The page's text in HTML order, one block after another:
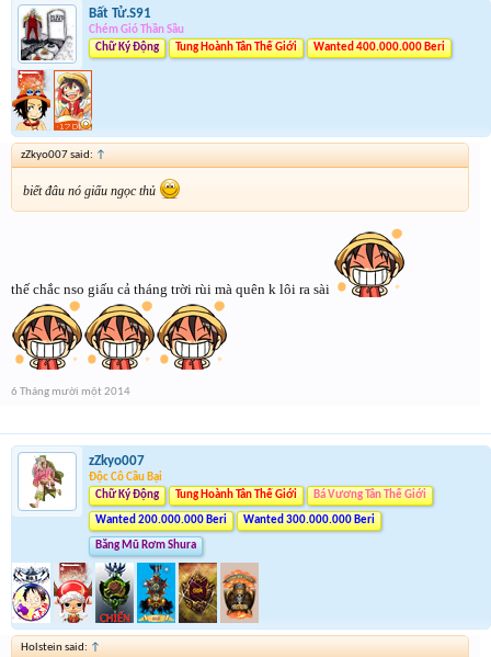
Bất Tử.S91
Chém Gió Thần Sầu
Chữ Ký Động
Tung Hoành Tân Thế Giới Wanted 400.000.000 Beri
zZkyo007 said: ↑
biết đâu nó giấu ngọc thủ
thế chắc nso giấu cả tháng trời rùi mà quên k lôi ra sài
6 Tháng mười một 2014
zZkyo007
Độc Cô Cầu Bại
Chữ Ký Động
Tung Hoành Tân Thế Giới Bá Vương Tân Thế Giới
Wanted 200.000.000 Beri Wanted 300.000.000 Beri
Băng Mũ Rơm Shura
Holstein said: ↑